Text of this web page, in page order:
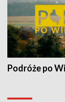
Podróże po